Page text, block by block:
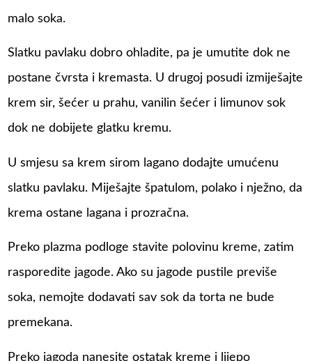
malo soka.
Slatku pavlaku dobro ohladite, pa je umutite dok ne
postane čvrsta i kremasta. U drugoj posudi izmiješajte
krem sir, šećer u prahu, vanilin šećer i limunov sok
dok ne dobijete glatku kremu.
U smjesu sa krem sirom lagano dodajte umućenu
slatku pavlaku. Miješajte špatulom, polako i nježno, da
krema ostane lagana i prozračna.
Preko plazma podloge stavite polovinu kreme, zatim
rasporedite jagode. Ako su jagode pustile previše
soka, nemojte dodavati sav sok da torta ne bude
premekana.
Preko jagoda nanesite ostatak kreme i lijepo